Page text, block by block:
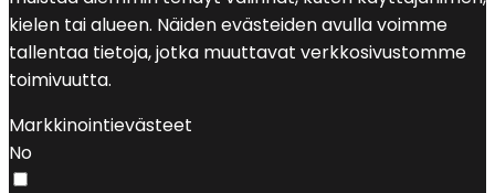
kielen tai alueen. Näiden evästeiden avulla voimme
tallentaa tietoja, jotka muuttavat verkkosivustomme
toimivuutta.
Markkinointievästeet
No